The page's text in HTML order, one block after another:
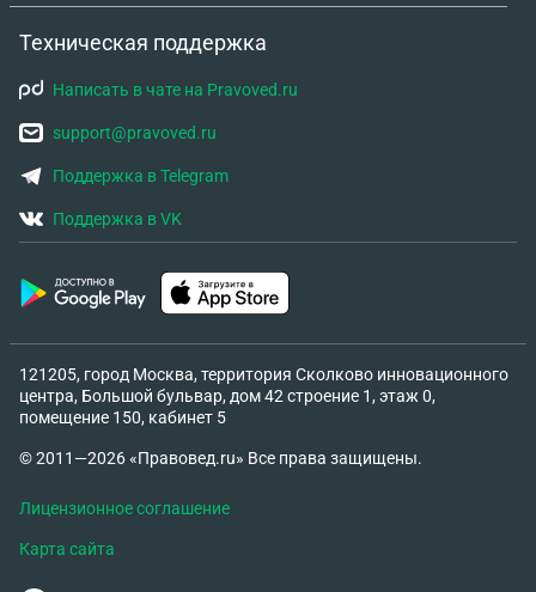
Техническая поддержка
Написать в чате на Pravoved.ru
support@pravoved.ru
Поддержка в Telegram
Поддержка в VK
121205, город Москва, территория Сколково инновационного
центра, Большой бульвар, дом 42 строение 1, этаж 0,
помещение 150, кабинет 5
© 2011—2026 «Правовед.ru» Все права защищены.
Лицензионное соглашение
Карта сайта